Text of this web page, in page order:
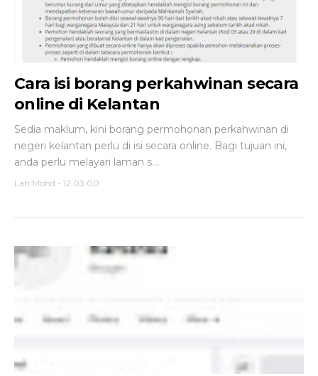
Cara isi borang perkahwinan secara
online di Kelantan
Sedia maklum, kini borang permohonan perkahwinan di
negeri kelantan perlu di isi secara online. Bagi tujuan ini,
anda perlu melayari laman s...
Lah Mohd - 12:03:00